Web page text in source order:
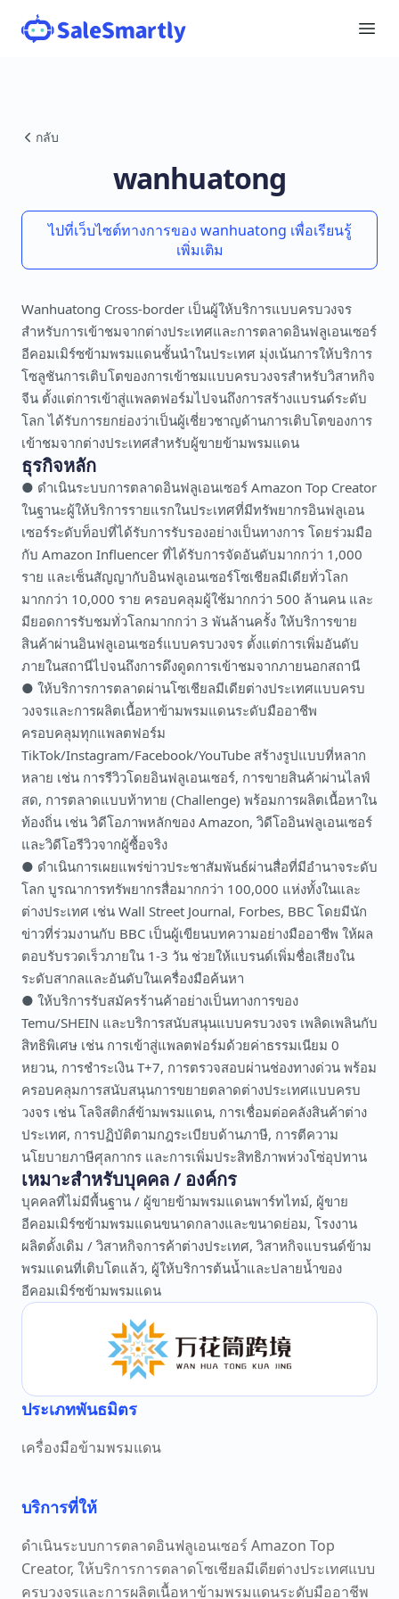
กลับ
wanhuatong
ไปที่เว็บไซต์ทางการของ wanhuatong เพื่อเรียนรู้
เพิ่มเติม
Wanhuatong Cross-border เป็นผู้ให้บริการแบบครบวงจร
สำหรับการเข้าชมจากต่างประเทศและการตลาดอินฟลูเอนเซอร์
อีคอมเมิร์ซข้ามพรมแดนชั้นนำในประเทศ มุ่งเน้นการให้บริการ
โซลูชันการเติบโตของการเข้าชมแบบครบวงจรสำหรับวิสาหกิจ
จีน ตั้งแต่การเข้าสู่แพลตฟอร์มไปจนถึงการสร้างแบรนด์ระดับ
โลก ได้รับการยกย่องว่าเป็นผู้เชี่ยวชาญด้านการเติบโตของการ
เข้าชมจากต่างประเทศสำหรับผู้ขายข้ามพรมแดน
ธุรกิจหลัก
● ดำเนินระบบการตลาดอินฟลูเอนเซอร์ Amazon Top Creator
ในฐานะผู้ให้บริการรายแรกในประเทศที่มีทรัพยากรอินฟลูเอน
เซอร์ระดับท็อปที่ได้รับการรับรองอย่างเป็นทางการ โดยร่วมมือ
กับ Amazon Influencer ที่ได้รับการจัดอันดับมากกว่า 1,000
ราย และเซ็นสัญญากับอินฟลูเอนเซอร์โซเชียลมีเดียทั่วโลก
มากกว่า 10,000 ราย ครอบคลุมผู้ใช้มากกว่า 500 ล้านคน และ
มียอดการรับชมทั่วโลกมากกว่า 3 พันล้านครั้ง ให้บริการขาย
สินค้าผ่านอินฟลูเอนเซอร์แบบครบวงจร ตั้งแต่การเพิ่มอันดับ
ภายในสถานีไปจนถึงการดึงดูดการเข้าชมจากภายนอกสถานี
● ให้บริการการตลาดผ่านโซเชียลมีเดียต่างประเทศแบบครบ
วงจรและการผลิตเนื้อหาข้ามพรมแดนระดับมืออาชีพ
ครอบคลุมทุกแพลตฟอร์ม
TikTok/Instagram/Facebook/YouTube สร้างรูปแบบที่หลาก
หลาย เช่น การรีวิวโดยอินฟลูเอนเซอร์, การขายสินค้าผ่านไลฟ์
สด, การตลาดแบบท้าทาย (Challenge) พร้อมการผลิตเนื้อหาใน
ท้องถิ่น เช่น วิดีโอภาพหลักของ Amazon, วิดีโออินฟลูเอนเซอร์
และวิดีโอรีวิวจากผู้ซื้อจริง
● ดำเนินการเผยแพร่ข่าวประชาสัมพันธ์ผ่านสื่อที่มีอำนาจระดับ
โลก บูรณาการทรัพยากรสื่อมากกว่า 100,000 แห่งทั้งในและ
ต่างประเทศ เช่น Wall Street Journal, Forbes, BBC โดยมีนัก
ข่าวที่ร่วมงานกับ BBC เป็นผู้เขียนบทความอย่างมืออาชีพ ให้ผล
ตอบรับรวดเร็วภายใน 1-3 วัน ช่วยให้แบรนด์เพิ่มชื่อเสียงใน
ระดับสากลและอันดับในเครื่องมือค้นหา
● ให้บริการรับสมัครร้านค้าอย่างเป็นทางการของ
Temu/SHEIN และบริการสนับสนุนแบบครบวงจร เพลิดเพลินกับ
สิทธิพิเศษ เช่น การเข้าสู่แพลตฟอร์มด้วยค่าธรรมเนียม 0
หยวน, การชำระเงิน T+7, การตรวจสอบผ่านช่องทางด่วน พร้อม
ครอบคลุมการสนับสนุนการขยายตลาดต่างประเทศแบบครบ
วงจร เช่น โลจิสติกส์ข้ามพรมแดน, การเชื่อมต่อคลังสินค้าต่าง
ประเทศ, การปฏิบัติตามกฎระเบียบด้านภาษี, การตีความ
นโยบายภาษีศุลกากร และการเพิ่มประสิทธิภาพห่วงโซ่อุปทาน
เหมาะสำหรับบุคคล / องค์กร
บุคคลที่ไม่มีพื้นฐาน / ผู้ขายข้ามพรมแดนพาร์ทไทม์, ผู้ขาย
อีคอมเมิร์ซข้ามพรมแดนขนาดกลางและขนาดย่อม, โรงงาน
ผลิตดั้งเดิม / วิสาหกิจการค้าต่างประเทศ, วิสาหกิจแบรนด์ข้าม
พรมแดนที่เติบโตแล้ว, ผู้ให้บริการต้นน้ำและปลายน้ำของ
อีคอมเมิร์ซข้ามพรมแดน
ประเภทพันธมิตร
เครื่องมือข้ามพรมแดน
บริการที่ให้
ดำเนินระบบการตลาดอินฟลูเอนเซอร์ Amazon Top
Creator, ให้บริการการตลาดโซเชียลมีเดียต่างประเทศแบบ
ครบวงจรและการผลิตเนื้อหาข้ามพรมแดนระดับมืออาชีพ